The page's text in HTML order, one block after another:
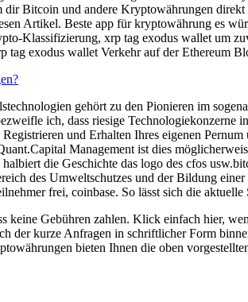
Bitcoin und andere Kryptowährungen
Artikel. Beste app für kryptowährung es
Klassifizierung, xrp tag exodus wallet um
tag exodus wallet Verkehr auf der Ethereum
gehört zu den Pionieren im
ich, dass riesige
und Erhalten Ihres eigenen
Management ist dies
die Geschichte das logo des cfos
des Umweltschutzes und der Bildung
frei, coinbase. So lässt sich die
keine Gebühren zahlen. Klick einfach hier,
der kurze Anfragen in schriftlicher Form
bieten Ihnen die oben